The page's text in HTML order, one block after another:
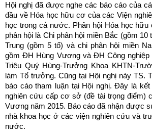
Hội nghị đã được nghe các báo cáo của
đầu về Hóa học hữu cơ của các Viện
học trong cả nước. Phân hội Hóa học hữu
phân hội là Chi phân hội miền Bắc (gồm 10
Trung (gồm 5 tổ) và chi phân hội miền
gồm ĐH Hùng Vương và ĐH Công nghiệp
Triệu Quý Hùng-Trưởng Khoa KHTN-
làm Tổ trưởng. Cũng tại Hội nghị này TS.
báo cáo tham luận tại Hội nghị. Đây là
nghiên cứu cấp cơ sở (đề tài trọng điểm)
Vương năm 2015. Báo cáo đã nhận được
nhà khoa học ở các viện nghiên cứu và
nước.